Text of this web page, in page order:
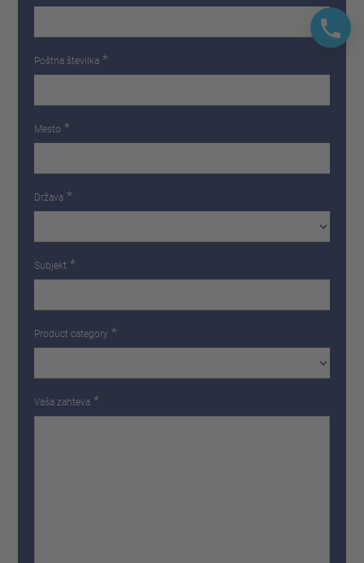
Poštna številka *
Mesto *
Država *
Subjekt *
Product category *
Vaša zahteva *